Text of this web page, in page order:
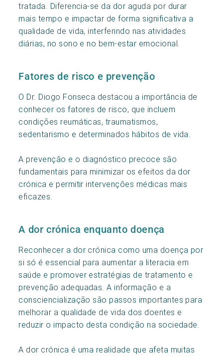
tratada. Diferencia-se da dor aguda por durar
mais tempo e impactar de forma significativa a
qualidade de vida, interferindo nas atividades
diárias, no sono e no bem-estar emocional.
Fatores de risco e prevenção
O Dr. Diogo Fonseca destacou a importância de
conhecer os fatores de risco, que incluem
condições reumáticas, traumatismos,
sedentarismo e determinados hábitos de vida.
A prevenção e o diagnóstico precoce são
fundamentais para minimizar os efeitos da dor
crónica e permitir intervenções médicas mais
eficazes.
A dor crónica enquanto doença
Reconhecer a dor crónica como uma doença por
si só é essencial para aumentar a literacia em
saúde e promover estratégias de tratamento e
prevenção adequadas. A informação e a
consciencialização são passos importantes para
melhorar a qualidade de vida dos doentes e
reduzir o impacto desta condição na sociedade.
A dor crónica é uma realidade que afeta muitas